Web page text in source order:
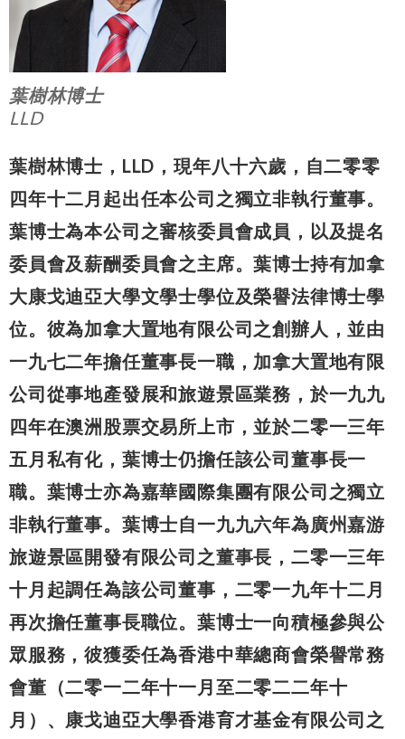
葉樹林博士
LLD
葉樹林博士，LLD，現年八十六歲，自二零零
四年十二月起出任本公司之獨立非執行董事。
葉博士為本公司之審核委員會成員，以及提名
委員會及薪酬委員會之主席。葉博士持有加拿
大康戈迪亞大學文學士學位及榮譽法律博士學
位。彼為加拿大置地有限公司之創辦人，並由
一九七二年擔任董事長一職，加拿大置地有限
公司從事地產發展和旅遊景區業務，於一九九
四年在澳洲股票交易所上市，並於二零一三年
五月私有化，葉博士仍擔任該公司董事長一
職。葉博士亦為嘉華國際集團有限公司之獨立
非執行董事。葉博士自一九九六年為廣州嘉游
旅遊景區開發有限公司之董事長，二零一三年
十月起調任為該公司董事，二零一九年十二月
再次擔任董事長職位。葉博士一向積極參與公
眾服務，彼獲委任為香港中華總商會榮譽常務
會董（二零一二年十一月至二零二二年十
月）、康戈迪亞大學香港育才基金有限公司之